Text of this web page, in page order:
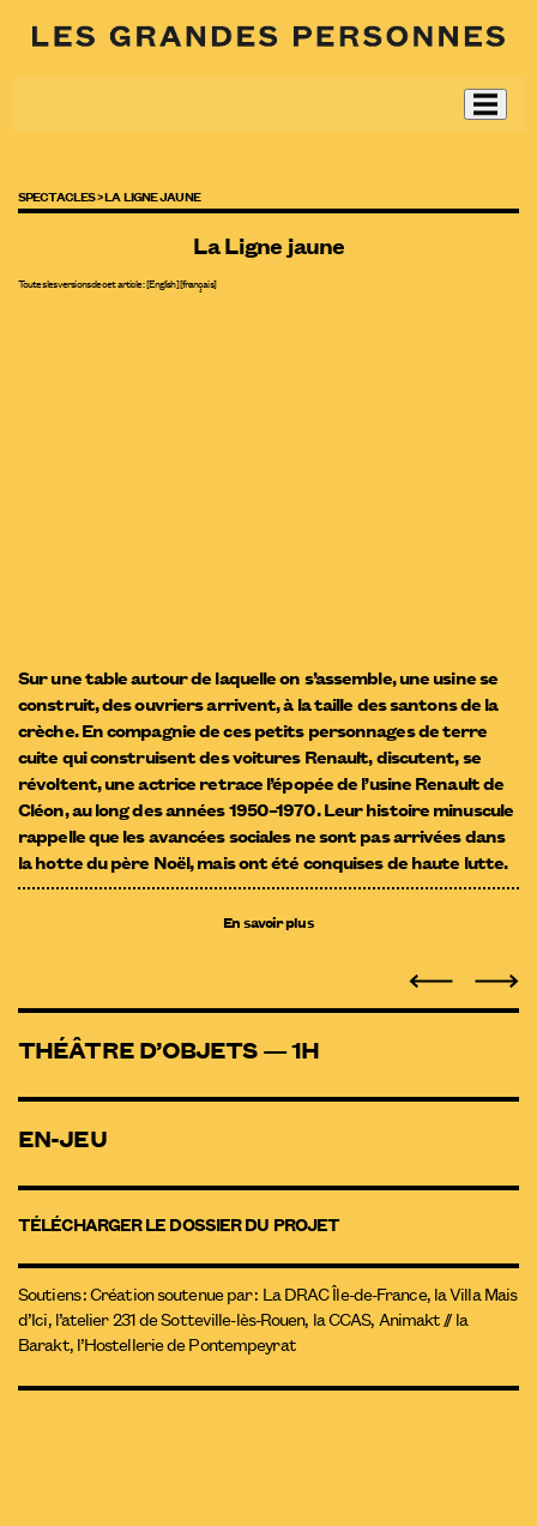
SPECTACLES >LA LIGNE JAUNE
La Ligne jaune
Toutes les versions de cet article :[English][français]
Sur une table autour de laquelle on s’assemble, une usine se
construit, des ouvriers arrivent, à la taille des santons de la
crèche. En compagnie de ces petits personnages de terre
cuite qui construisent des voitures Renault, discutent, se
révoltent, une actrice retrace l’épopée de l’usine Renault de
Cléon, au long des années 1950–1970. Leur histoire minuscule
rappelle que les avancées sociales ne sont pas arrivées dans
la hotte du père Noël, mais ont été conquises de haute lutte.
En savoir plus
THÉÂTRE D’OBJETS — 1H
EN-JEU
TÉLÉCHARGER LE DOSSIER DU PROJET
Soutiens : Création soutenue par : La DRAC Île-de-France, la Villa Mais
d’Ici, l’atelier 231 de Sotteville-lès-Rouen, la CCAS, Animakt // la
Barakt, l’Hostellerie de Pontempeyrat